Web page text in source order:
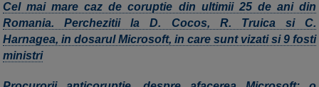
Cel mai mare caz de coruptie din ultimii 25 de ani din
Romania. Perchezitii la D. Cocos, R. Truica si C.
Harnagea, in dosarul Microsoft, in care sunt vizati si 9 fosti
ministri